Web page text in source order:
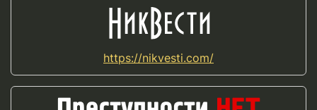
https://nikvesti.com/